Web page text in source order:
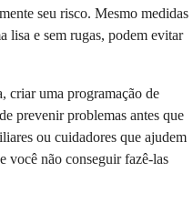
seu risco. Mesmo medidas
lisa e sem rugas, podem evitar
criar uma programação de
prevenir problemas antes que
ou cuidadores que ajudem
você não conseguir fazê-las